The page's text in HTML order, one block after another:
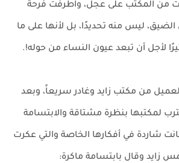
من المكتب على عجل، واطرفت فرحة
ليس منه تحديدًا، بل لأنها على ما
لأجل أن تبعد عيون النساء من حوله!.
من مكتب زايد وغادر سريعاً، وبعد
لمكتبها بنظرة مشتاقة والابتسامة
شاردة في أفكارها الخاصة والتي عكرت
وقال بابتسامة ماكرة: